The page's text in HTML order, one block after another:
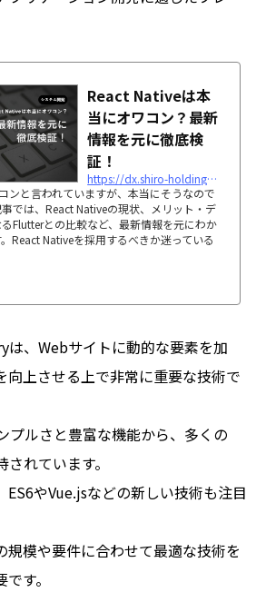
React Nativeは本
当にオワコン？最新
情報を元に徹底検
証！
https://dx.shiro-holdings.co.jp/react-native-2/
ンと言われていますが、本当にそうなので
では、React Nativeの現状、メリット・デ
Flutterとの比較など、最新情報を元にわか
React Nativeを採用するべきか迷っている
、Webサイトに動的な要素を加
向上させる上で非常に重要な技術で
プルさと豊富な機能から、多くの
れています。
ES6やVue.jsなどの新しい技術も注目
規模や要件に合わせて最適な技術を
す。